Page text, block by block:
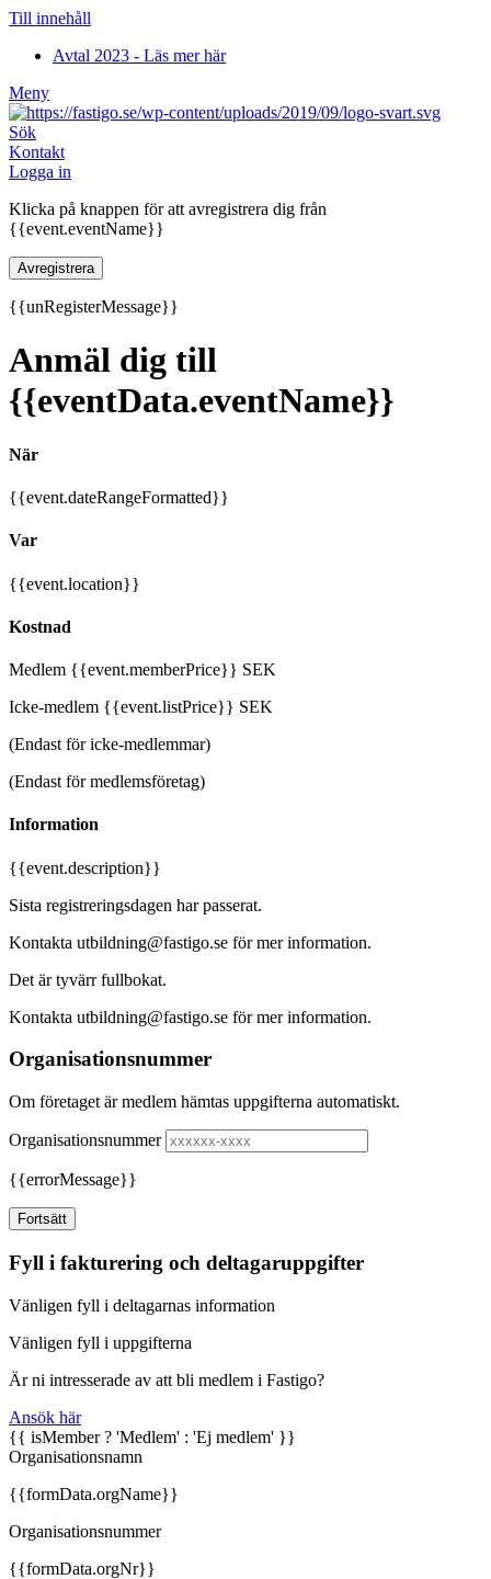
Till innehåll
Avtal 2023 - Läs mer här
Meny
Sök
Kontakt
Logga in
Klicka på knappen för att avregistrera dig från
{{event.eventName}}
Avregistrera
{{unRegisterMessage}}
Anmäl dig till
{{eventData.eventName}}
När
{{event.dateRangeFormatted}}
Var
{{event.location}}
Kostnad
Medlem {{event.memberPrice}} SEK
Icke-medlem {{event.listPrice}} SEK
(Endast för icke-medlemmar)
(Endast för medlemsföretag)
Information
{{event.description}}
Sista registreringsdagen har passerat.
Kontakta utbildning@fastigo.se för mer information.
Det är tyvärr fullbokat.
Kontakta utbildning@fastigo.se för mer information.
Organisationsnummer
Om företaget är medlem hämtas uppgifterna automatiskt.
Organisationsnummer
{{errorMessage}}
Fortsätt
Fyll i fakturering och deltagaruppgifter
Vänligen fyll i deltagarnas information
Vänligen fyll i uppgifterna
Är ni intresserade av att bli medlem i Fastigo?
Ansök här
{{ isMember ? 'Medlem' : 'Ej medlem' }}
Organisationsnamn
{{formData.orgName}}
Organisationsnummer
{{formData.orgNr}}